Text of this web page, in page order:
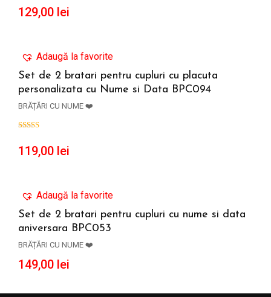
129,00 lei
Adaugă la favorite
Set de 2 bratari pentru cupluri cu placuta
personalizata cu Nume si Data BPC094
BRĂȚĂRI CU NUME ❤️
119,00 lei
Adaugă la favorite
Set de 2 bratari pentru cupluri cu nume si data
aniversara BPC053
BRĂȚĂRI CU NUME ❤️
149,00 lei